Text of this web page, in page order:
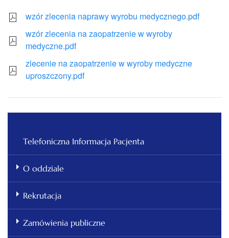
wzór zlecenia naprawy wyrobu medycznego.pdf
wzór zlecenia na zaopatrzenie w wyroby
medyczne.pdf
zlecenie na zaopatrzenie w wyroby medyczne
uproszczony.pdf
Telefoniczna Informacja Pacjenta
O oddziale
Rekrutacja
Zamówienia publiczne